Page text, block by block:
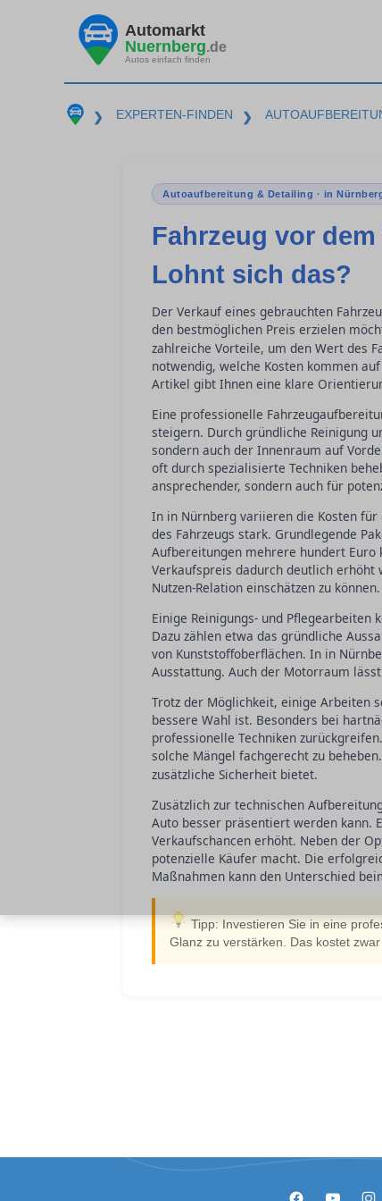
Automarkt
Nuernberg.de
Autos einfach finden
❯ EXPERTEN-FINDEN ❯
Autoaufbereitung & Detailing · in
Fahrzeug vor
Lohnt sich das?
Der Verkauf eines gebrauchten
den bestmöglichen Preis erzielen
zahlreiche Vorteile, um den Wert des
notwendig, welche Kosten kommen
Artikel gibt Ihnen eine klare
Eine professionelle
steigern. Durch gründliche Reinigung
sondern auch der Innenraum auf
oft durch spezialisierte Techniken
ansprechender, sondern auch für
In in Nürnberg variieren die Kosten
des Fahrzeugs stark. Grundlegende
Aufbereitungen mehrere hundert Euro
Verkaufspreis dadurch deutlich
Nutzen-Relation einschätzen zu können.
Einige Reinigungs- und Pflegearbeiten
Dazu zählen etwa das gründliche
von Kunststoffoberflächen. In in
Ausstattung. Auch der Motorraum
Trotz der Möglichkeit, einige Arbeiten
bessere Wahl ist. Besonders bei
professionelle Techniken
solche Mängel fachgerecht zu
zusätzliche Sicherheit bietet.
Zusätzlich zur technischen
Auto besser präsentiert werden kann.
Verkaufschancen erhöht. Neben der
potenzielle Käufer macht. Die
Maßnahmen kann den Unterschied
Tipp: Investieren Sie in eine
Glanz zu verstärken. Das kostet